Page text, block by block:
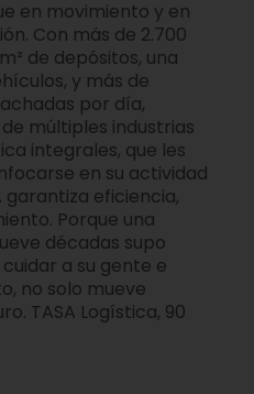
en movimiento y en
Con más de 2.700
de depósitos, una
y más de
por día,
múltiples industrias
integrales, que les
en su actividad
eficiencia,
Porque una
décadas supo
a su gente e
no solo mueve
TASA Logística, 90